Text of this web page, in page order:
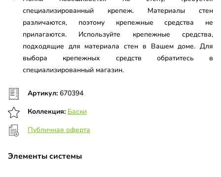
специализированный крепеж. Материалы стен
различаются, поэтому крепежные средства не
прилагаются. Используйте крепежные средства,
подходящие для материала стен в Вашем доме. Для
выбора крепежных средств обратитесь в
специализированный магазин.
Артикул: 670394
Коллекция: Баски
Публичная оферта
Элементы системы